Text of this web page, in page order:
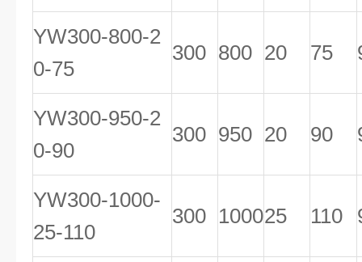
YW300-800-2
0-75
300 800 20 75
YW300-950-2
0-90
300 950 20 90
YW300-1000-
25-110
300 100025 110